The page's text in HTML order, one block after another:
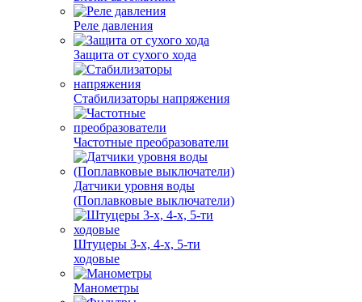
Реле давления
Защита от сухого хода
Стабилизаторы напряжения
Частотные преобразователи
Датчики уровня воды
(Поплавковые выключатели)
Штуцеры 3-х, 4-х, 5-ти
ходовые
Манометры